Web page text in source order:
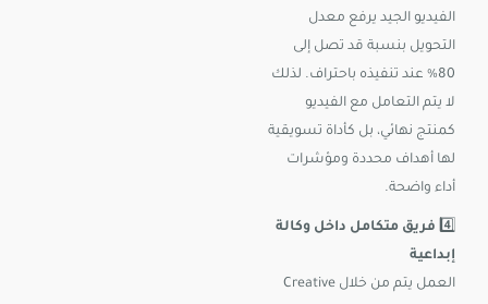
الفيديو الجيد يرفع معدل
التحويل بنسبة قد تصل إلى
80% عند تنفيذه باحتراف. لذلك
لا يتم التعامل مع الفيديو
كمنتج نهائي، بل كأداة تسويقية
لها أهداف محددة ومؤشرات
أداء واضحة.
4️⃣ فريق متكامل داخل وكالة
إبداعية
العمل يتم من خلال Creative